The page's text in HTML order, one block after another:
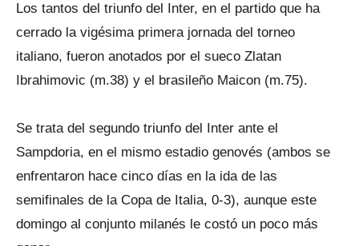
Los tantos del triunfo del Inter, en el partido que ha
cerrado la vigésima primera jornada del torneo
italiano, fueron anotados por el sueco Zlatan
Ibrahimovic (m.38) y el brasileño Maicon (m.75).
Se trata del segundo triunfo del Inter ante el
Sampdoria, en el mismo estadio genovés (ambos se
enfrentaron hace cinco días en la ida de las
semifinales de la Copa de Italia, 0-3), aunque este
domingo al conjunto milanés le costó un poco más